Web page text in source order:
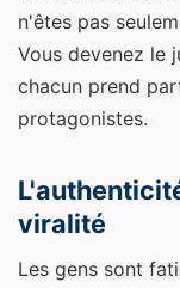
n'êtes pas
Vous devenez le
chacun prend
protagonistes.
viralité
Les gens sont